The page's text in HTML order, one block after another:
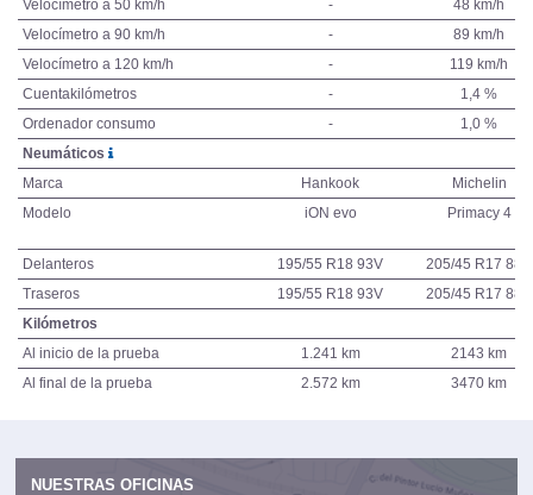
Velocímetro a 50 km/h
-
48 km/h
Velocímetro a 90 km/h
-
89 km/h
Velocímetro a 120 km/h
-
119 km/h
Cuentakilómetros
-
1,4 %
Ordenador consumo
-
1,0 %
Neumáticos
Marca
Hankook
Michelin
Modelo
iON evo Primacy 4
Delanteros 195/55 R18 93V
205/45 R17 88H
Traseros
195/55 R18 93V
205/45 R17 88H
Kilómetros
Al inicio de la prueba
1.241 km
2143 km
Al final de la prueba
2.572 km 3470 km
NUESTRAS OFICINAS